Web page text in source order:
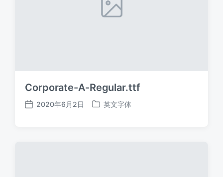
Corporate-A-Regular.ttf
发
2020年6月2日
发
英文字体